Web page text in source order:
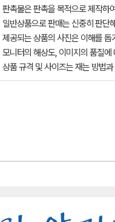
판촉물은 판촉을 목적으로 제작하
일반상품으로 판매는 신중히 판단
제공되는 상품의 사진은 이해를
모니터의 해상도, 이미지의 품질
상품 규격 및 사이즈는 재는 방법